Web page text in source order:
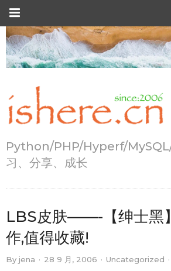
Python/PHP/Hyperf/
习、分享、成长
LBS皮肤——-【绅士黑
作,值得收藏!
By jena · 28 9 月, 2006 · Uncategorized ·